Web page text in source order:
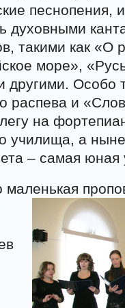
песнопения,
духовными
такими как «О
море»,
другими. Особо
распева и
на
училища, а
– самая юная